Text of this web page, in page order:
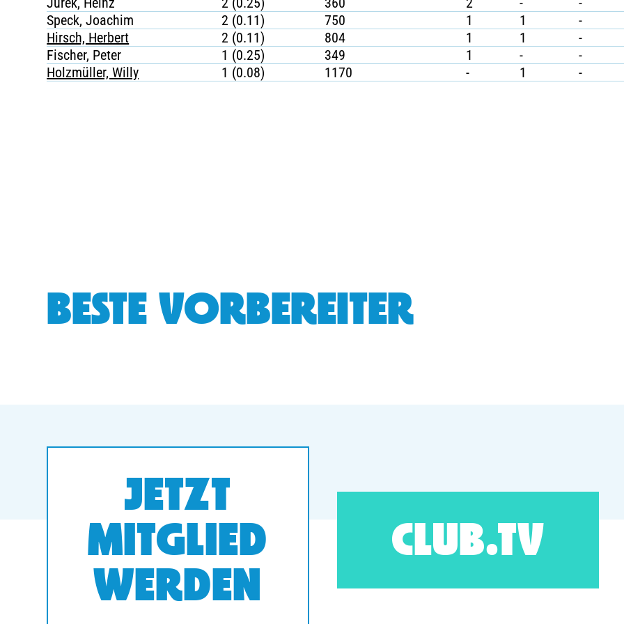
Speck, Joachim
2 (0.11) 750 1 1 -
Hirsch, Herbert
2 (0.11) 804 1 1 -
Fischer, Peter
1 (0.25) 349 1 - -
Holzmüller, Willy
1 (0.08) 1170 - 1 -
BESTE VORBEREITER
JETZT
MITGLIED
WERDEN
CLUB.TV